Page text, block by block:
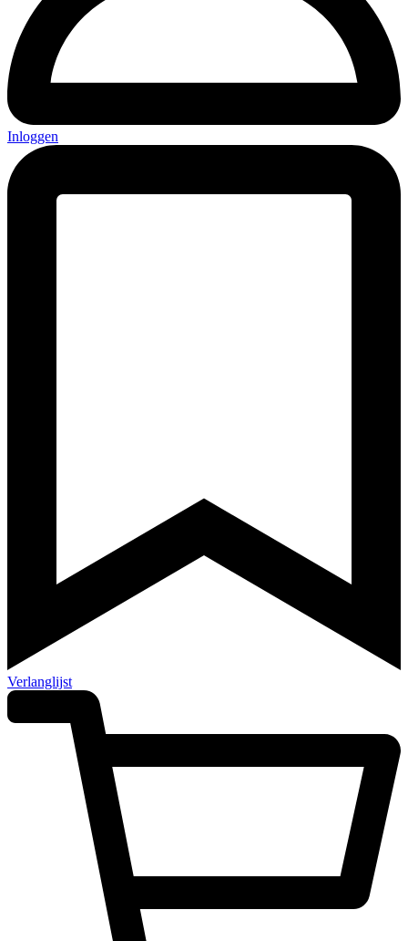
Inloggen
Verlanglijst